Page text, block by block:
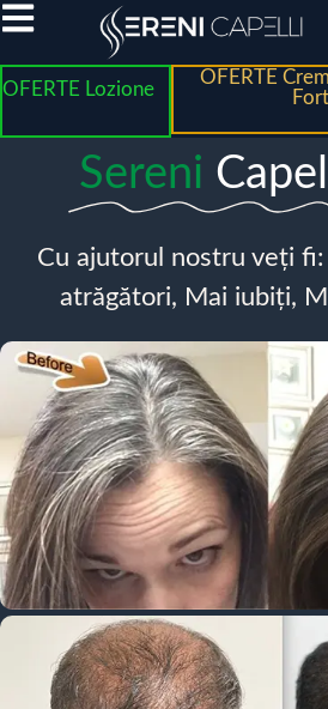
OFERTE Lozione
OFERTE
Sereni
Cu ajutorul nostru veți
atrăgători, Mai iubiți,